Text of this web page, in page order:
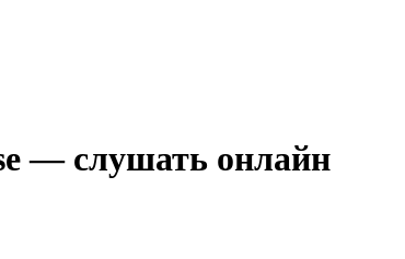
— слушать онлайн